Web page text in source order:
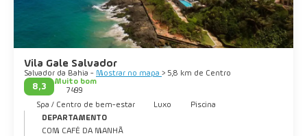
Vila Gale Salvador
Salvador da Bahia - Mostrar no mapa > 5,8 km de Centro
8,3
Muito bom
7499
Spa / Centro de bem-estar
Luxo
Piscina
DEPARTAMENTO
COM CAFÉ DA MANHÃ